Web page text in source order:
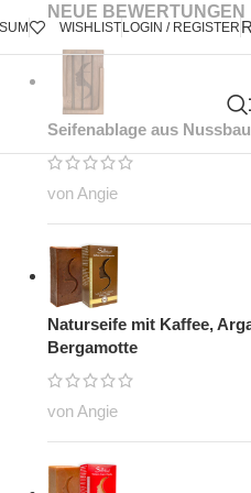
WISHLISTLOGIN / REGISTER
NEUE BEWERTUNGEN
Seifenablage aus
von Angie
Naturseife mit Kaffee,
Bergamotte
von Angie